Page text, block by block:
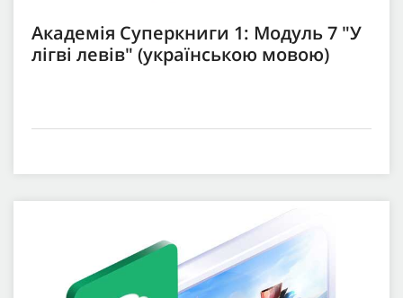
Академія Суперкниги 1: Модуль 7 "У
лігві левів" (українською мовою)